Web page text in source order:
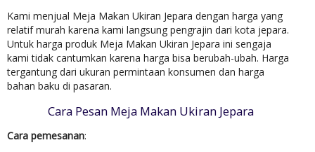
Kami menjual Meja Makan Ukiran Jepara dengan harga yang
relatif murah karena kami langsung pengrajin dari kota jepara.
Untuk harga produk Meja Makan Ukiran Jepara ini sengaja
kami tidak cantumkan karena harga bisa berubah-ubah. Harga
tergantung dari ukuran permintaan konsumen dan harga
bahan baku di pasaran.
Cara Pesan Meja Makan Ukiran Jepara
Cara pemesanan: